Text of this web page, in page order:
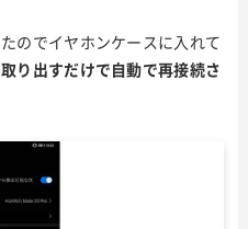
のでイヤホンケースに入れて
り出すだけで自動で再接続さ